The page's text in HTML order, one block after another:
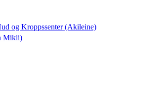
og Kroppssenter (Akileine)
Mikli)